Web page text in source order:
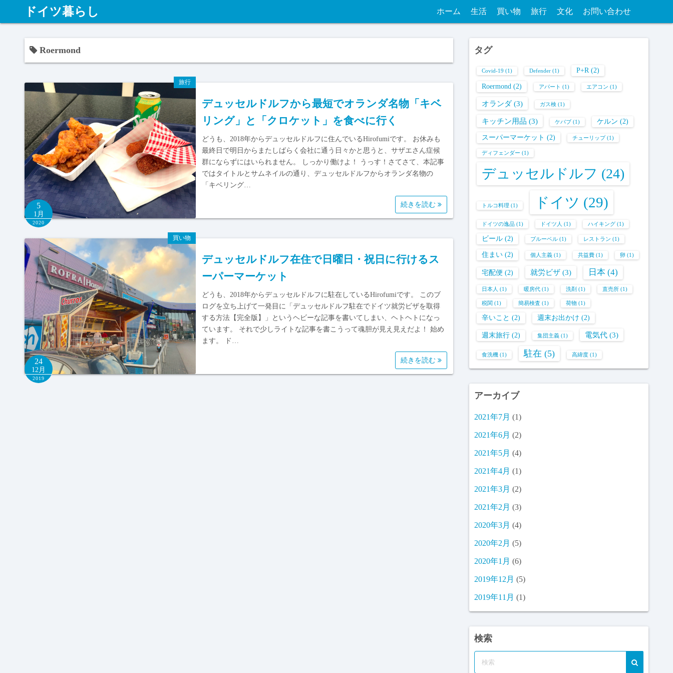
ドイツ暮らし ホーム 生活 買い物 旅行 文化 お問い合わせ
Roermond
旅行
5
1月
2020
デュッセルドルフから最短でオランダ名物「キベ
リング」と「クロケット」を食べに行く
どうも、2018年からデュッセルドルフに住んでいるHirofumiです。 お休みも
最終日で明日からまたしばらく会社に通う日々かと思うと、サザエさん症候
群にならずにはいられません。 しっかり働けよ！ うっす！さてさて、本記事
ではタイトルとサムネイルの通り、デュッセルドルフからオランダ名物の
「キベリング…
続きを読む
買い物
24
12月
2019
デュッセルドルフ在住で日曜日・祝日に行けるス
ーパーマーケット
どうも、2018年からデュッセルドルフに駐在しているHirofumiです。 このブ
ログを立ち上げて一発目に「デュッセルドルフ駐在でドイツ就労ビザを取得
する方法【完全版】」というヘビーな記事を書いてしまい、ヘトヘトになっ
ています。 それで少しライトな記事を書こうって魂胆が見え見えだよ！ 始め
ます。 ド…
続きを読む
タグ
Covid-19 (1) Defender (1) P+R(2)
Roermond (2) アパート (1) エアコン (1)
オランダ(3) ガス検 (1)
キッチン用品 (3) ケバブ (1) ケルン (2)
スーパーマーケット (2) チューリップ(1)
ディフェンダー (1)
デュッセルドルフ (24)
トルコ料理 (1) ドイツ (29)
ドイツの逸品 (1) ドイツ人 (1) ハイキング (1)
ビール (2) ブルーベル (1) レストラン (1)
住まい (2) 個人主義 (1) 共益費 (1) 卵 (1)
宅配便 (2) 就労ビザ (3) 日本 (4)
日本人 (1) 暖房代 (1) 洗剤 (1) 直売所 (1)
税関 (1) 簡易検査 (1) 荷物 (1)
辛いこと (2) 週末お出かけ (2)
週末旅行 (2) 集団主義 (1) 電気代 (3)
食洗機 (1) 駐在 (5) 高緯度 (1)
アーカイブ
2021年7月 (1)
2021年6月 (2)
2021年5月 (4)
2021年4月 (1)
2021年3月 (2)
2021年2月 (3)
2020年3月 (4)
2020年2月 (5)
2020年1月 (6)
2019年12月 (5)
2019年11月 (1)
検索